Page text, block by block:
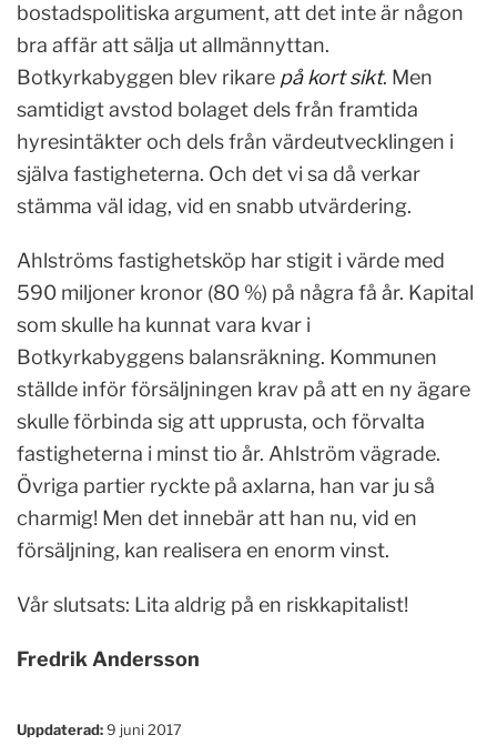
bostadspolitiska argument, att det inte är någon
bra affär att sälja ut allmännyttan.
Botkyrkabyggen blev rikare på kort sikt. Men
samtidigt avstod bolaget dels från framtida
hyresintäkter och dels från värdeutvecklingen i
själva fastigheterna. Och det vi sa då verkar
stämma väl idag, vid en snabb utvärdering.
Ahlströms fastighetsköp har stigit i värde med
590 miljoner kronor (80 %) på några få år. Kapital
som skulle ha kunnat vara kvar i
Botkyrkabyggens balansräkning. Kommunen
ställde inför försäljningen krav på att en ny ägare
skulle förbinda sig att upprusta, och förvalta
fastigheterna i minst tio år. Ahlström vägrade.
Övriga partier ryckte på axlarna, han var ju så
charmig! Men det innebär att han nu, vid en
försäljning, kan realisera en enorm vinst.
Vår slutsats: Lita aldrig på en riskkapitalist!
Fredrik Andersson
Uppdaterad:9 juni 2017